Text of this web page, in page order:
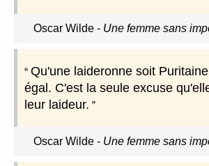
Oscar Wilde- Une femme sans
Qu'une laideronne soit
égal. C'est la seule excuse
leur laideur.
Oscar Wilde- Une femme sans